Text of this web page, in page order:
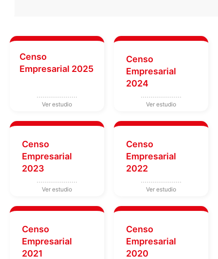
Censo
Empresarial 2025
Censo
Empresarial
2024
Censo
Empresarial
2023
Censo
Empresarial
2022
Censo
Empresarial
2021
Censo
Empresarial
2020